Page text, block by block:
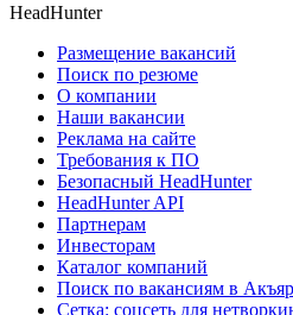
HeadHunter
Размещение вакансий
Поиск по резюме
О компании
Наши вакансии
Реклама на сайте
Требования к ПО
Безопасный HeadHunter
HeadHunter API
Партнерам
Инвесторам
Каталог компаний
Поиск по вакансиям в
Сетка: соцсеть для